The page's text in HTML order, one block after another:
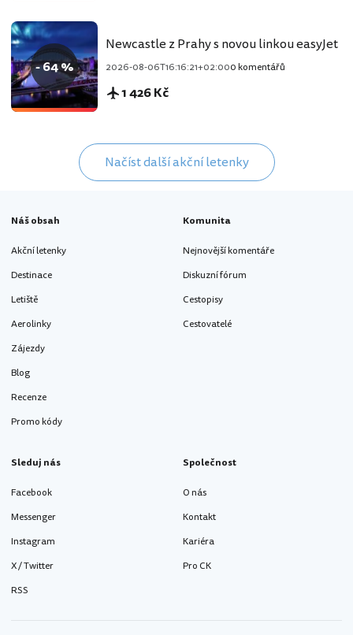
- 64 %
Newcastle z Prahy s novou linkou easyJet
2026-08-06T16:16:21+02:000 komentářů
1 426 Kč
Načíst další akční letenky
Náš obsah
Akční letenky
Destinace
Letiště
Aerolinky
Zájezdy
Blog
Recenze
Promo kódy
Komunita
Nejnovější komentáře
Diskuzní fórum
Cestopisy
Cestovatelé
Sleduj nás
Facebook
Messenger
Instagram
X / Twitter
RSS
Společnost
O nás
Kontakt
Kariéra
Pro CK